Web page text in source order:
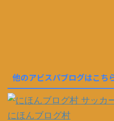
他のアビスパブログはこち
にほんブログ村